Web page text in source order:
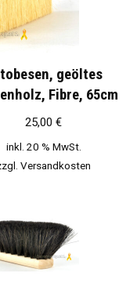
geöltes
Fibre, 65cm
25,00 €
inkl. 20 % MwSt.
Versandkosten